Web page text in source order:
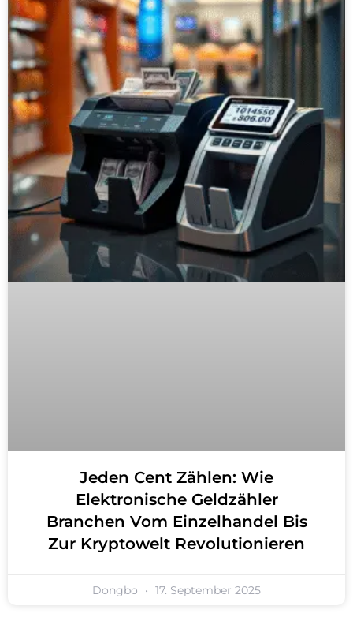
Jeden Cent Zählen: Wie
Elektronische Geldzähler
Branchen Vom Einzelhandel Bis
Zur Kryptowelt Revolutionieren
Dongbo 17. September 2025